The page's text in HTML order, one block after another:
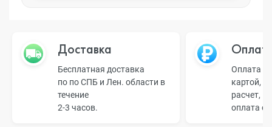
Доставка
Бесплатная доставка
по по СПБ и Лен. области в
течение
2-3 часов.
Оплата
картой,
расчет,
оплата